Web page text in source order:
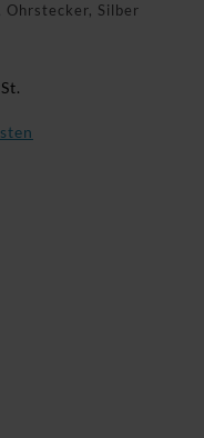
Ohrstecker, Silber